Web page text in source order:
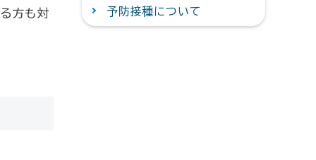
方も対 予防接種について